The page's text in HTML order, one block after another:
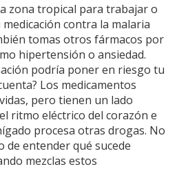
zona tropical para trabajar o
medicación contra la malaria
tomas otros fármacos por
hipertensión o ansiedad.
podría poner en riesgo tu
Los medicamentos
pero tienen un lado
ritmo eléctrico del corazón e
procesa otras drogas. No
de entender qué sucede
mezclas estos